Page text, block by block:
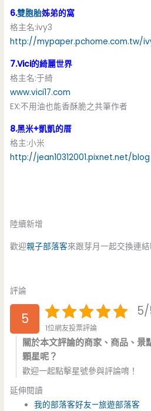
6.雙胞胎姊弟的窩
格主名:ivy3
http://mypaper.pchome.com.tw/
7.Vici的綺麗世界
格主名:于綺
www.vici17.com
EX:不用油也能香酥脆之共筆作者
8.黑米+凱凱的厝
格主:小米
http://jean10312001.pixnet.net/blog
陸續新增
歡迎親子部落客來跟芽月一起交換連結
評論
5
1位網友投票評論
關於本文評論的商家、商品、景
顆星呢？
歡迎一起點擊星號參與評論唷！
延伸閱讀
我的部落客好友—旅遊部落客